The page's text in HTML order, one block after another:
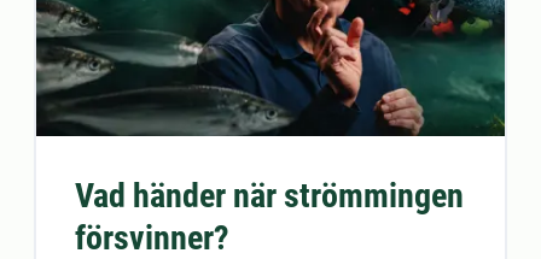
Vad händer när strömmingen
försvinner?